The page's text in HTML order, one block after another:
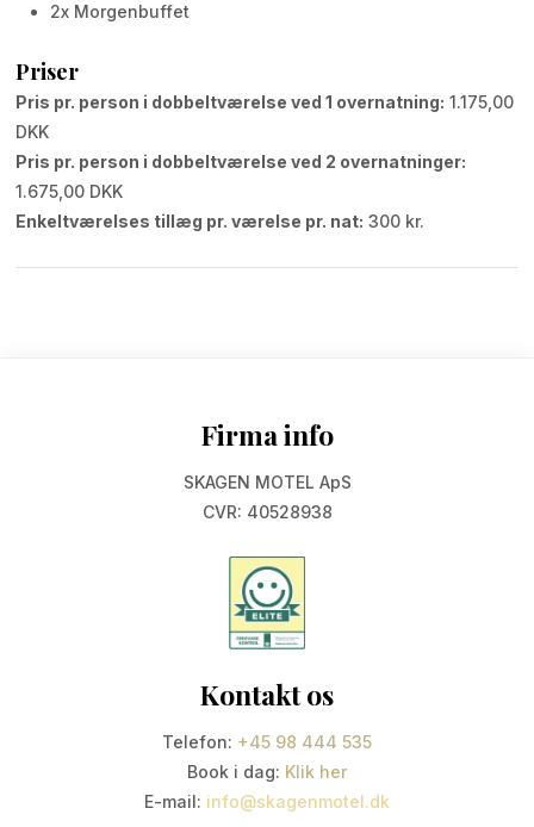
2​x Morgenbuffet
Priser
Pris pr. person i dobbeltværelse ved 1 overnatning: 1.175,00
DKK
Pris pr. person i dobbeltværelse ved 2 overnatninger:
1.675,00 DKK
Enkeltværelses tillæg pr. værelse pr. nat: 300 kr.
Firma info​
SKAGEN MOTEL ApS
CVR: 40528938
Kontakt os
Telefon: +45 98 444 535
Book i dag: Klik her
E-mail: info@skagenmotel.dk